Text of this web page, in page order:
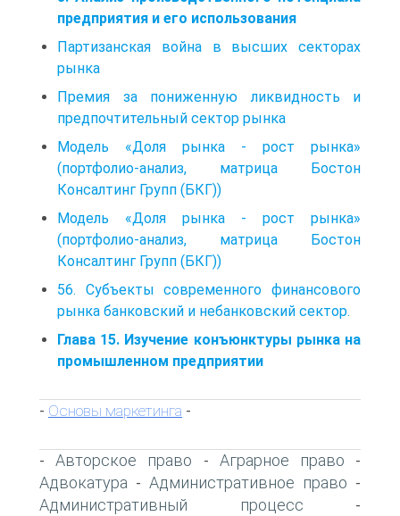
предприятия и его использования
Партизанская война в высших секторах
рынка
Премия за пониженную ликвидность и
предпочтительный сектор рынка
Модель «Доля рынка - рост рынка»
(портфолио-анализ, матрица Бостон
Консалтинг Групп (БКГ))
Модель «Доля рынка - рост рынка»
(портфолио-анализ, матрица Бостон
Консалтинг Групп (БКГ))
56. Субъекты современного финансового
рынка банковский и небанковский сектор.
Глава 15. Изучение конъюнктуры рынка на
промышленном предприятии
- Основы маркетинга -
-Авторское право - Аграрное право -
Адвокатура - Административное право -
Административный процесс -